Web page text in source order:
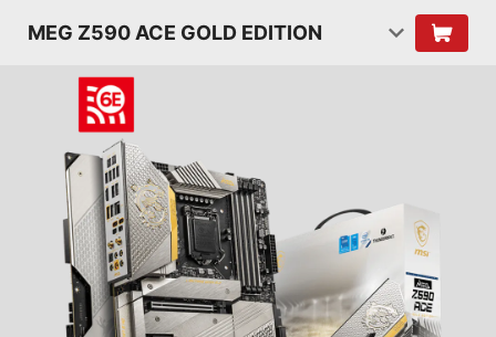
MEG Z590 ACE GOLD EDITION